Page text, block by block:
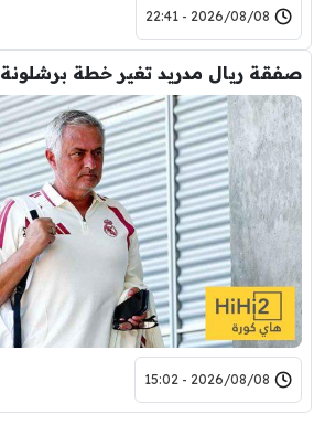
2026/08/08 - 22:41
صفقة ريال مدريد تغير خطة برشلونة
2026/08/08 - 15:02